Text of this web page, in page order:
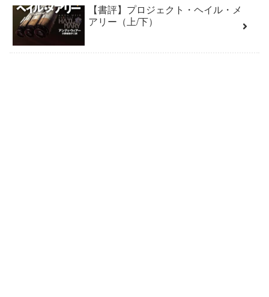
【書評】プロジェクト・ヘイル・メ
アリー（上/下）